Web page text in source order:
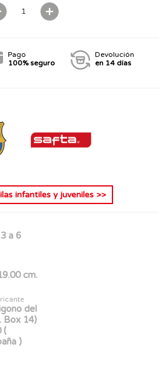
Pago
100% seguro
Devolución
en 14 días
infantiles y juveniles>>
a 6
cm.
del
Box 14)
(
)